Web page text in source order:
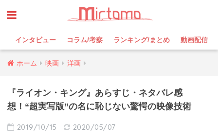
インタビュー コラム/考察 ランキング/まとめ 動画配信
ホーム 映画 洋画
『ライオン・キング』あらすじ・ネタバレ感
想！“超実写版”の名に恥じない驚愕の映像技術
2019/10/15 2020/05/07